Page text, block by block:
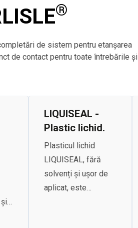
®
de sistem pentru etanșarea
de contact pentru toate întrebările și
LIQUISEAL -
Plastic lichid.
Plasticul lichid
LIQUISEAL, fără
solvenți și ușor de
aplicat, este